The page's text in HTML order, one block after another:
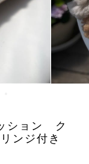
ション ク
ンジ付き